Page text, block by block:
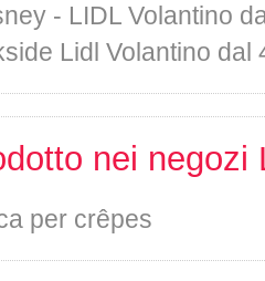
- LIDL Volantino
Lidl Volantino dal
nei negozi
per crêpes